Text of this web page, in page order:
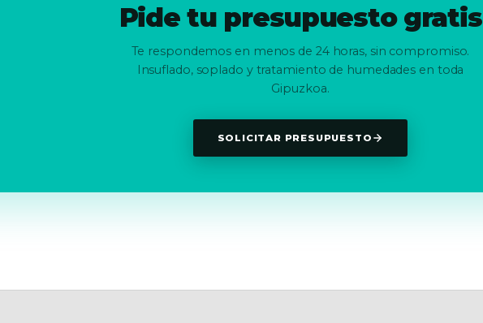
Pide tu presupuesto gratis
Te respondemos en menos de 24 horas, sin compromiso.
Insuflado, soplado y tratamiento de humedades en toda
Gipuzkoa.
SOLICITAR PRESUPUESTO